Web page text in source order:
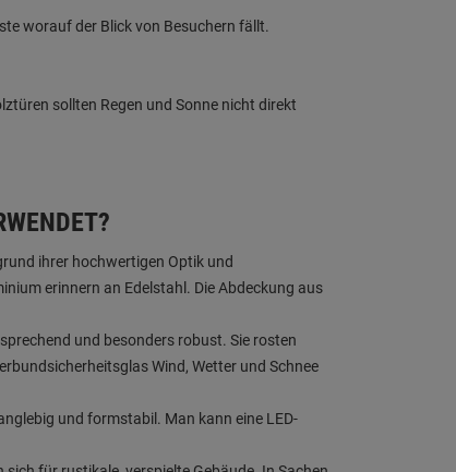
worauf der Blick von Besuchern fällt.
sollten Regen und Sonne nicht direkt
ihrer hochwertigen Optik und
erinnern an Edelstahl. Die Abdeckung aus
und besonders robust. Sie rosten
Wind, Wetter und Schnee
und formstabil. Man kann eine LED-